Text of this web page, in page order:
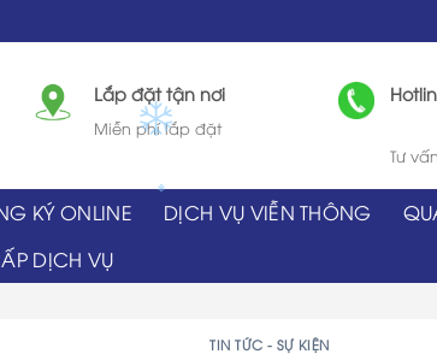
Lắp đặt tận nơi
Miễn phí lắp đặt
Tư
KÝ ONLINE DỊCH VỤ VIỄN THÔNG
DỊCH VỤ
TIN TỨC - SỰ KIỆN